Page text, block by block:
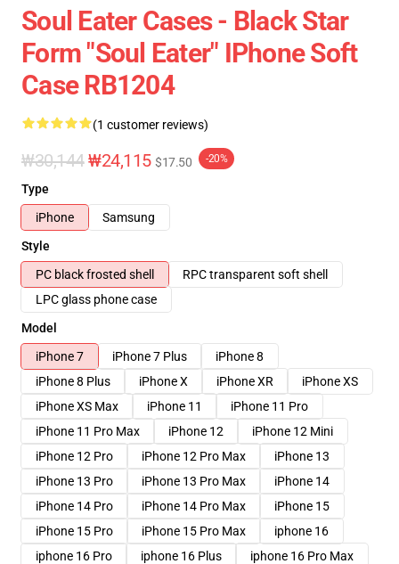
Soul Eater Cases - Black Star
Form "Soul Eater" IPhone Soft
Case RB1204
(1 customer reviews)
₩30,144₩24,115 $17.50 -20%
Type
iPhone
Samsung
Style
PC black frosted shell
RPC transparent soft shell
LPC glass phone case
Model
iPhone 7
iPhone 7 Plus
iPhone 8
iPhone 8 Plus
iPhone X iPhone XR
iPhone XS
iPhone XS Max
iPhone 11
iPhone 11 Pro
iPhone 11 Pro Max
iPhone 12
iPhone 12 Mini
iPhone 12 Pro
iPhone 12 Pro Max
iPhone 13
iPhone 13 Pro
iPhone 13 Pro Max
iPhone 14
iPhone 14 Pro
iPhone 14 Pro Max
iPhone 15
iPhone 15 Pro
iPhone 15 Pro Max
iphone 16
iphone 16 Pro
iphone 16 Plus iphone 16 Pro Max